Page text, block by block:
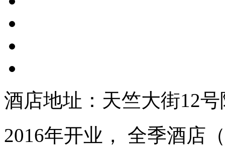
酒店地址：天竺大街12
2016年开业， 全季酒